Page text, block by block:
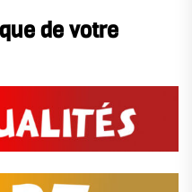
de votre